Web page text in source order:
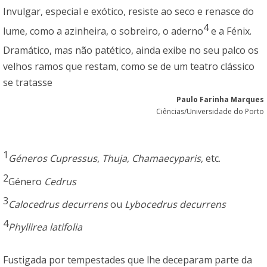
Invulgar, especial e exótico, resiste ao seco e renasce do
lume, como a azinheira, o sobreiro, o aderno4e a Fénix.
Dramático, mas não patético, ainda exibe no seu palco os
velhos ramos que restam, como se de um teatro clássico
se tratasse
Paulo Farinha Marques
Ciências/Universidade do Porto
1 Géneros Cupressus, Thuja, Chamaecyparis, etc.
2Género Cedrus
3Calocedrus decurrensou Lybocedrus decurrens
4Phyllirea latifolia
Fustigada por tempestades que lhe deceparam parte da